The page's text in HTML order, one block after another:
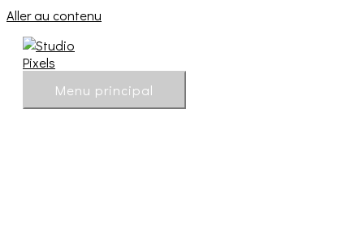
Aller au contenu
Menu principal